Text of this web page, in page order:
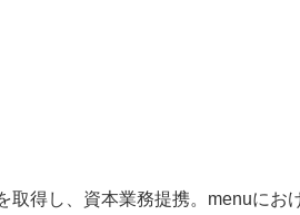
取得し、資本業務提携。menuにお